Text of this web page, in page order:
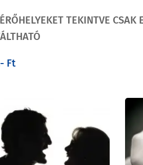
TEKINTVE CSAK
Ft